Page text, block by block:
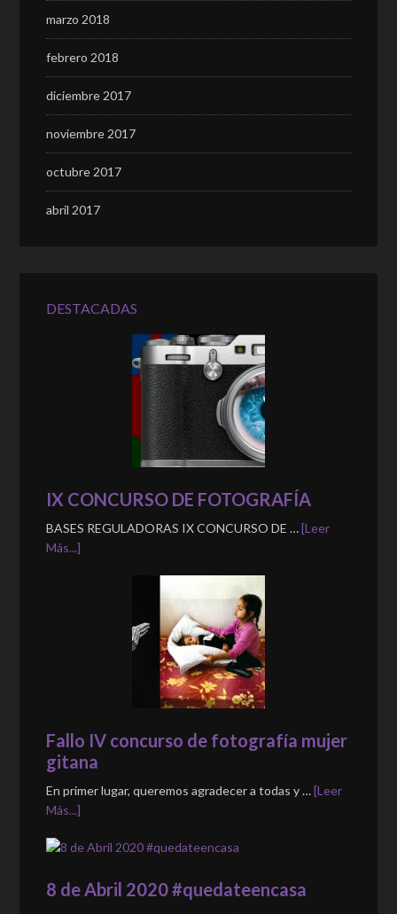
marzo 2018
febrero 2018
diciembre 2017
noviembre 2017
octubre 2017
abril 2017
DESTACADAS
IX CONCURSO DE FOTOGRAFÍA
BASES REGULADORAS IX CONCURSO DE …[Leer
Más...]
Fallo IV concurso de fotografía mujer
gitana
En primer lugar, queremos agradecer a todas y …[Leer
Más...]
8 de Abril 2020 #quedateencasa